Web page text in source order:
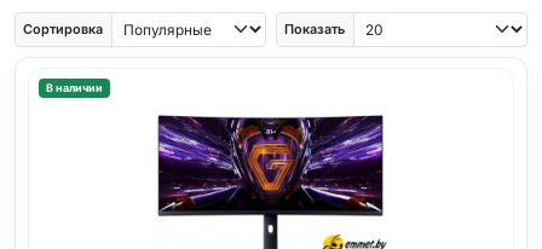
Сортировка Показать
В наличии